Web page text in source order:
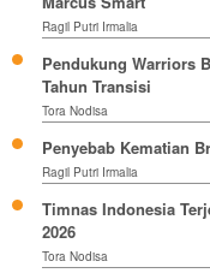
Ragil Putri Irmalia
Pendukung Warriors
Tahun Transisi
Tora Nodisa
Penyebab Kematian
Ragil Putri Irmalia
Timnas Indonesia
2026
Tora Nodisa